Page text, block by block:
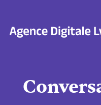
contenu